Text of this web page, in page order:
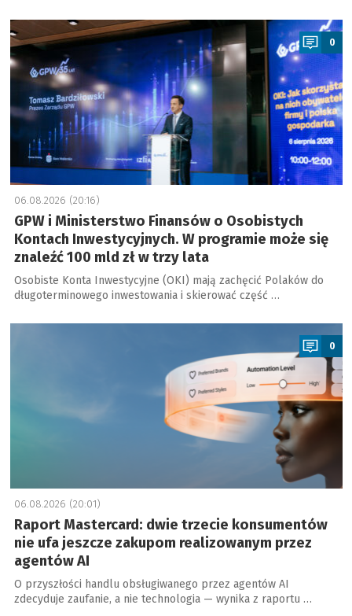
a
0
06.08.2026 (20:16)
GPW i Ministerstwo Finansów o Osobistych
Kontach Inwestycyjnych. W programie może się
znaleźć 100 mld zł w trzy lata
Osobiste Konta Inwestycyjne (OKI) mają zachęcić Polaków do
długoterminowego inwestowania i skierować część …
a
0
06.08.2026 (20:01)
Raport Mastercard: dwie trzecie konsumentów
nie ufa jeszcze zakupom realizowanym przez
agentów AI
O przyszłości handlu obsługiwanego przez agentów AI
zdecyduje zaufanie, a nie technologia — wynika z raportu …